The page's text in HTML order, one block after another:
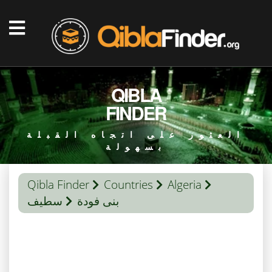
QIBLA
FINDER
العثور على اتجاه القبلة
بسهولة
Qibla Finder Countries
Algeria
سطيف
بنى فودة